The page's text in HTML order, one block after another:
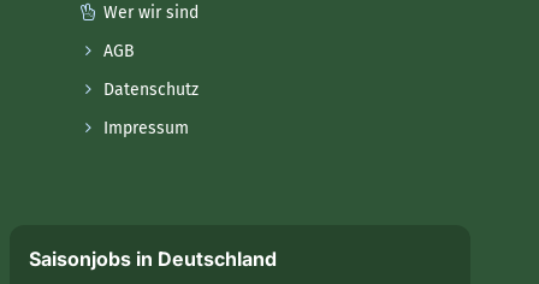
Wer wir sind
AGB
Datenschutz
Impressum
Saisonjobs in Deutschland